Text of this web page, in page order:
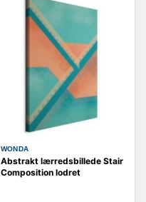
WONDA
Abstrakt lærredsbillede Stair
Composition lodret